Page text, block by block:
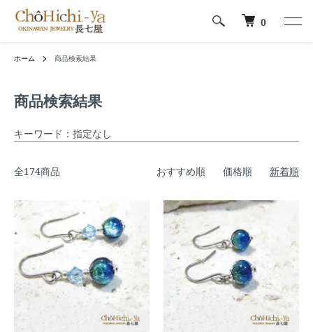
0
ホーム 商品検索結果
商品検索結果
キーワード：指定なし
全174商品 おすすめ順 価格順 新着順